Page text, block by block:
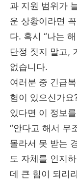
과 지원 범위가
운 상황이라면
다. 혹시 “나는
단정 짓지 말고,
없습니다.
여러분 중 긴급
험이 있으신가요
있다면 이 정보
“안다고 해서 무
몰라서 못 받는
도 자체를 인지
데 큰 힘이 되리